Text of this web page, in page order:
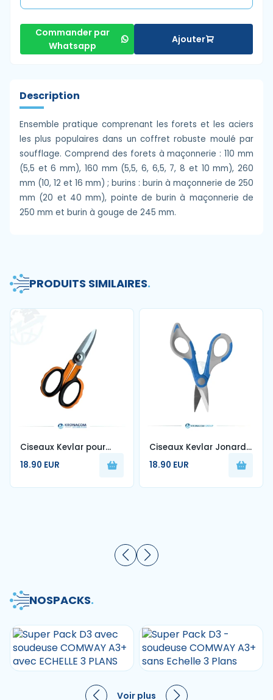
Commander par
Whatsapp
Ajouter
Description
Ensemble pratique comprenant les forets et les aciers
les plus populaires dans un coffret robuste moulé par
soufflage. Comprend des forets à maçonnerie : 110 mm
(5,5 et 6 mm), 160 mm (5,5, 6, 6,5, 7, 8 et 10 mm), 260
mm (10, 12 et 16 mm) ; burins : burin à maçonnerie de 250
mm (20 et 40 mm), pointe de burin à maçonnerie de
250 mm et burin à gouge de 245 mm.
PRODUITS SIMILAIRES.
Ciseaux Kevlar pour
fibre optique
18.90 EUR
Ciseaux Kevlar Jonard
Coupe fibre optique
18.90 EUR
NOSPACKS.
Voir plus